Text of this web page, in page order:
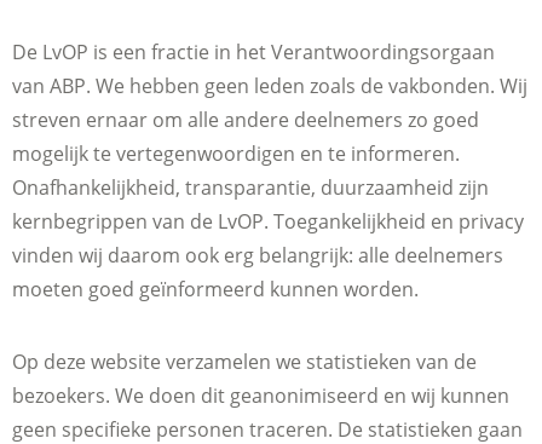
De LvOP is een fractie in het Verantwoordingsorgaan
van ABP. We hebben geen leden zoals de vakbonden. Wij
streven ernaar om alle andere deelnemers zo goed
mogelijk te vertegenwoordigen en te informeren.
Onafhankelijkheid, transparantie, duurzaamheid zijn
kernbegrippen van de LvOP. Toegankelijkheid en privacy
vinden wij daarom ook erg belangrijk: alle deelnemers
moeten goed geïnformeerd kunnen worden.
Op deze website verzamelen we statistieken van de
bezoekers. We doen dit geanonimiseerd en wij kunnen
geen specifieke personen traceren. De statistieken gaan